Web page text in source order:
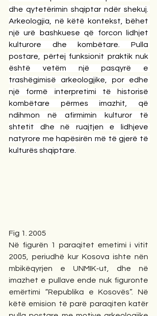
dhe qytetërimin shqiptar ndër shekuj.
Arkeologjia, në këtë kontekst, bëhet
një urë bashkuese që forcon lidhjet
kulturore dhe kombëtare. Pulla
postare, përtej funksionit praktik nuk
është vetëm një pasqyrë e
trashëgimisë arkeologjike, por edhe
një formë interpretimi të historisë
kombëtare përmes imazhit, që
ndihmon në afirmimin kulturor të
shtetit dhe në ruajtjen e lidhjeve
natyrore me hapësirën më të gjerë të
kulturës shqiptare.
Fig 1. 2005
Në figurën 1 paraqitet emetimi i vitit
2005, periudhë kur Kosova ishte nën
mbikëqyrjen e UNMIK-ut, dhe në
imazhet e pullave ende nuk figuronte
emërtimi “Republika e Kosovës”. Në
këtë emision të parë paraqiten katër